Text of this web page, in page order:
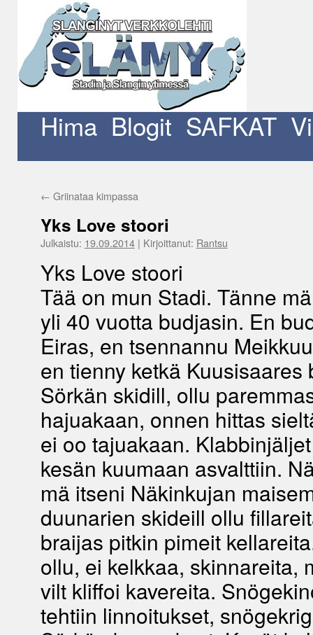
Hima Blogit SAFKAT
← Griinataa kimpassa
Yks Love stoori
Julkaistu: 19.09.2014| Kirjoittanut: Rantsu
Yks Love stoori
Tää on mun Stadi. Tänne
yli 40 vuotta budjasin. En
Eiras, en tsennannu
en tienny ketkä Kuusisaares
Sörkän skidill, ollu
hajuakaan, onnen hittas
ei oo tajuakaan.
kesän kuumaan asvalttiin.
mä itseni Näkinkujan
duunarien skideill ollu
braijas pitkin pimeit
ollu, ei kelkkaa, skinnareita,
vilt kliffoi kavereita.
tehtiin linnoitukset,